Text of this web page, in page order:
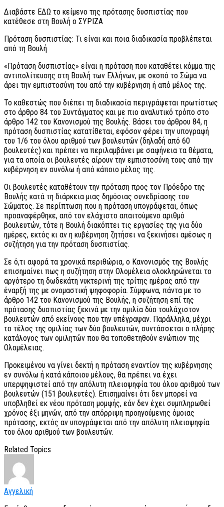
Διαβάστε ΕΔΩ το κείμενο της πρότασης δυσπιστίας που
κατέθεσε στη Βουλή ο ΣΥΡΙΖΑ
Πρόταση δυσπιστίας: Τι είναι και ποια διαδικασία προβλέπεται
από τη Βουλή
«Πρόταση δυσπιστίας» είναι η πρόταση που καταθέτει κόμμα της
αντιπολίτευσης στη Βουλή των Ελλήνων, με σκοπό το Σώμα να
άρει την εμπιστοσύνη του από την κυβέρνηση ή από μέλος της.
Το καθεστώς που διέπει τη διαδικασία περιγράφεται πρωτίστως
στο άρθρο 84 του Συντάγματος και με πιο αναλυτικό τρόπο στο
άρθρο 142 του Κανονισμού της Βουλής. Βάσει του άρθρου 84, η
πρόταση δυσπιστίας κατατίθεται, εφόσον φέρει την υπογραφή
του 1/6 του όλου αριθμού των βουλευτών (δηλαδή από 60
βουλευτές) και πρέπει να περιλαμβάνει με σαφήνεια τα θέματα,
για τα οποία οι βουλευτές αίρουν την εμπιστοσύνη τους από την
κυβέρνηση εν συνόλω ή από κάποιο μέλος της.
Οι βουλευτές καταθέτουν την πρόταση προς τον Πρόεδρο της
Βουλής κατά τη διάρκεια μιας δημόσιας συνεδρίασης του
Σώματος. Σε περίπτωση που η πρόταση υπογράφεται, όπως
προαναφέρθηκε, από τον ελάχιστο απαιτούμενο αριθμό
βουλευτών, τότε η Βουλή διακόπτει τις εργασίες της για δύο
ημέρες, εκτός κι αν η κυβέρνηση ζητήσει να ξεκινήσει αμέσως η
συζήτηση για την πρόταση δυσπιστίας.
Σε ό,τι αφορά τα χρονικά περιθώρια, ο Κανονισμός της Βουλής
επισημαίνει πως η συζήτηση στην Ολομέλεια ολοκληρώνεται το
αργότερο τη δωδεκάτη νυκτερινή της τρίτης ημέρας από την
έναρξή της με ονομαστική ψηφοφορία. Σύμφωνα, πάντα με το
άρθρο 142 του Κανονισμού της Βουλής, η συζήτηση επί της
πρότασης δυσπιστίας ξεκινά με την ομιλία δύο τουλάχιστον
βουλευτών από εκείνους που την υπέγραψαν. Παράλληλα, μέχρι
το τέλος της ομιλίας των δύο βουλευτών, συντάσσεται ο πλήρης
κατάλογος των ομιλητών που θα τοποθετηθούν ενώπιον της
Ολομέλειας.
Προκειμένου να γίνει δεκτή η πρόταση εναντίον της κυβέρνησης
εν συνόλω ή κατά κάποιου μέλους, θα πρέπει να έχει
υπερψηφιστεί από την απόλυτη πλειοψηφία του όλου αριθμού των
βουλευτών (151 βουλευτές). Επισημαίνει ότι δεν μπορεί να
υποβληθεί εκ νέου πρόταση μομφής, εάν δεν έχει συμπληρωθεί
χρόνος έξι μηνών, από την απόρριψη προηγούμενης όμοιας
πρότασης, εκτός αν υπογράφεται από την απόλυτη πλειοψηφία
του όλου αριθμού των βουλευτών.
Related Topics
Αγγελική